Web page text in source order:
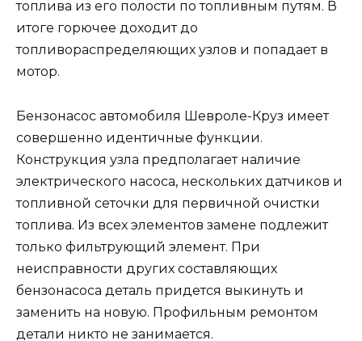
топлива из его полости по топливным путям. В
итоге горючее доходит до
топливораспределяющих узлов и попадает в
мотор.
Бензонасос автомобиля Шевроле-Круз имеет
совершенно идентичные функции.
Конструкция узла предполагает наличие
электрического насоса, нескольких датчиков и
топливной сеточки для первичной очистки
топлива. Из всех элементов замене подлежит
только фильтрующий элемент. При
неисправности других составляющих
бензонасоса деталь придется выкинуть и
заменить на новую. Профильным ремонтом
детали никто не занимается.